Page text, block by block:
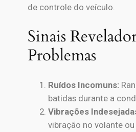
de controle do veículo.
Sinais
Problemas
Ruídos Incomuns:
batidas durante a
Vibrações
vibração no volante ou